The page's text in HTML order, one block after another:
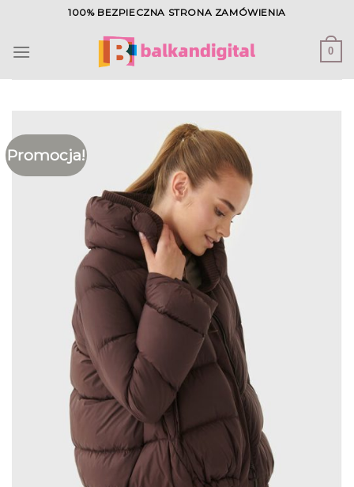
content
100% BEZPIECZNA STRONA ZAMÓWIENIA
0
Promocja!